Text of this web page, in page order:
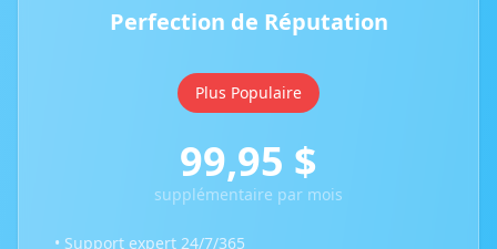
Perfection de Réputation
Plus Populaire
99,95 $
supplémentaire par mois
• Support expert 24/7/365